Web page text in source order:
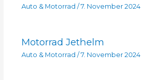
Auto & Motorrad /7. November 2024
Motorrad Jethelm
Auto & Motorrad / 7. November 2024